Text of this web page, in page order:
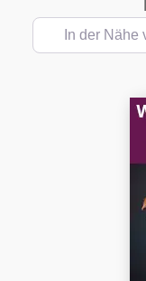
In der Nähe von